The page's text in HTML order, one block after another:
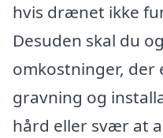
hvis drænet ikke
Desuden skal du
omkostninger, der
gravning og
hård eller svær at